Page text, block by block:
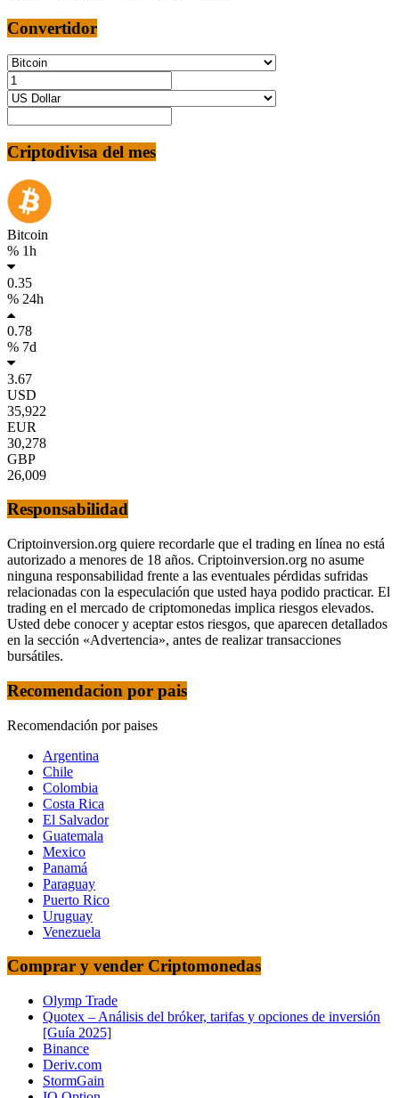
Convertidor
Criptodivisa del mes
Bitcoin
% 1h
0.35
% 24h
0.78
% 7d
3.67
USD
35,922
EUR
30,278
GBP
26,009
Responsabilidad
Criptoinversion.org quiere recordarle que el trading en línea no está
autorizado a menores de 18 años. Criptoinversion.org no asume
ninguna responsabilidad frente a las eventuales pérdidas sufridas
relacionadas con la especulación que usted haya podido practicar. El
trading en el mercado de criptomonedas implica riesgos elevados.
Usted debe conocer y aceptar estos riesgos, que aparecen detallados
en la sección «Advertencia», antes de realizar transacciones
bursátiles.
Recomendacion por pais
Recomendación por paises
Argentina
Chile
Colombia
Costa Rica
El Salvador
Guatemala
Mexico
Panamá
Paraguay
Puerto Rico
Uruguay
Venezuela
Comprar y vender Criptomonedas
Olymp Trade
Quotex – Análisis del bróker, tarifas y opciones de inversión
[Guía 2025]
Binance
Deriv.com
StormGain